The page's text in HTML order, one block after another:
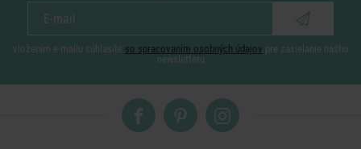
vložením e-mailu súhlasíte so spracovaním osobných údajov pre zasielanie nášho
newsletteru